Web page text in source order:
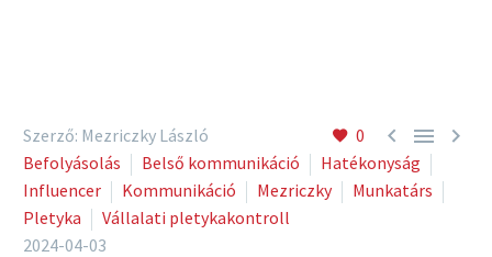
0   
Szerző: Mezriczky László
Befolyásolás
Belső kommunikáció
Hatékonyság
Influencer
Kommunikáció Mezriczky
Munkatárs
Pletyka
Vállalati pletykakontroll
2024-04-03